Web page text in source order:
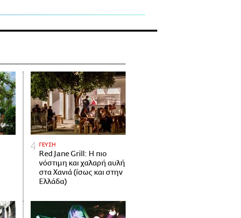
ΓΕΥΣΗ
Red Jane Grill: Η πιο
νόστιμη και χαλαρή αυλή
στα Χανιά (ίσως και στην
Ελλάδα)